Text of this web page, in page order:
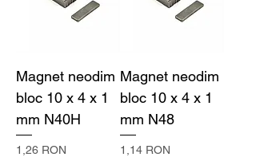
Magnet neodim
bloc 10 x 4 x 1
mm N40H
Preț
1,26 RON
Magnet neodim
bloc 10 x 4 x 1
mm N48
Preț
1,14 RON